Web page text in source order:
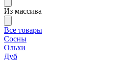
Из массива
Все товары
Сосны
Ольхи
Дуб